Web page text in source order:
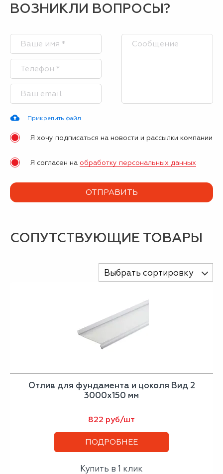
ВОЗНИКЛИ ВОПРОСЫ?
Прикрепить файл
Я хочу подписаться на новости и рассылки компании
Я согласен на обработку персональных данных
СОПУТСТВУЮЩИЕ ТОВАРЫ
Выбрать сортировку
Отлив для фундамента и цоколя Вид 2
3000х150 мм
822 руб/шт
ПОДРОБНЕЕ
Купить в 1 клик